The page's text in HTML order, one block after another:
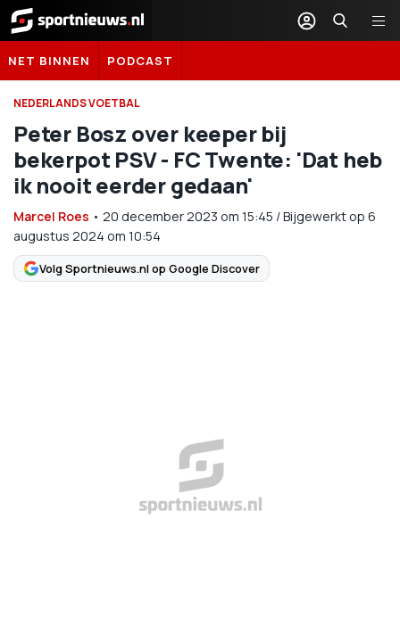
Sportnieuws.nl
NET BINNEN PODCAST
NEDERLANDS VOETBAL
Peter Bosz over keeper bij
bekerpot PSV - FC Twente: 'Dat heb
ik nooit eerder gedaan'
Marcel Roes • 20 december 2023 om 15:45 /Bijgewerkt op 6
augustus 2024 om 10:54
Volg Sportnieuws.nl op Google Discover